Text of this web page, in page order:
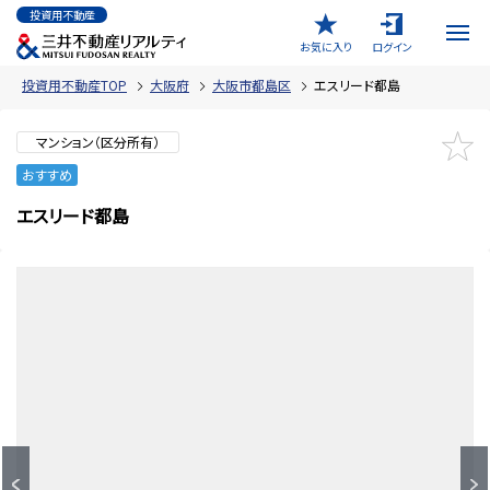
投資用不動産
お気に入り
ログイン
投資用不動産TOP 大阪府 大阪市都島区 エスリード都島
マンション（区分所有）
おすすめ
エスリード都島